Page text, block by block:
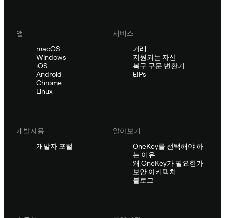
앱
macOS
Windows
iOS
Android
Chrome
Linux
서비스
거래
지원되는 자산
복구 구문 변환기
EIPs
개발자용
개발자 포털
알아보기
OneKey를 선택해야 하
는 이유
왜 OneKey가 필요한가
보안 아키텍처
블로그